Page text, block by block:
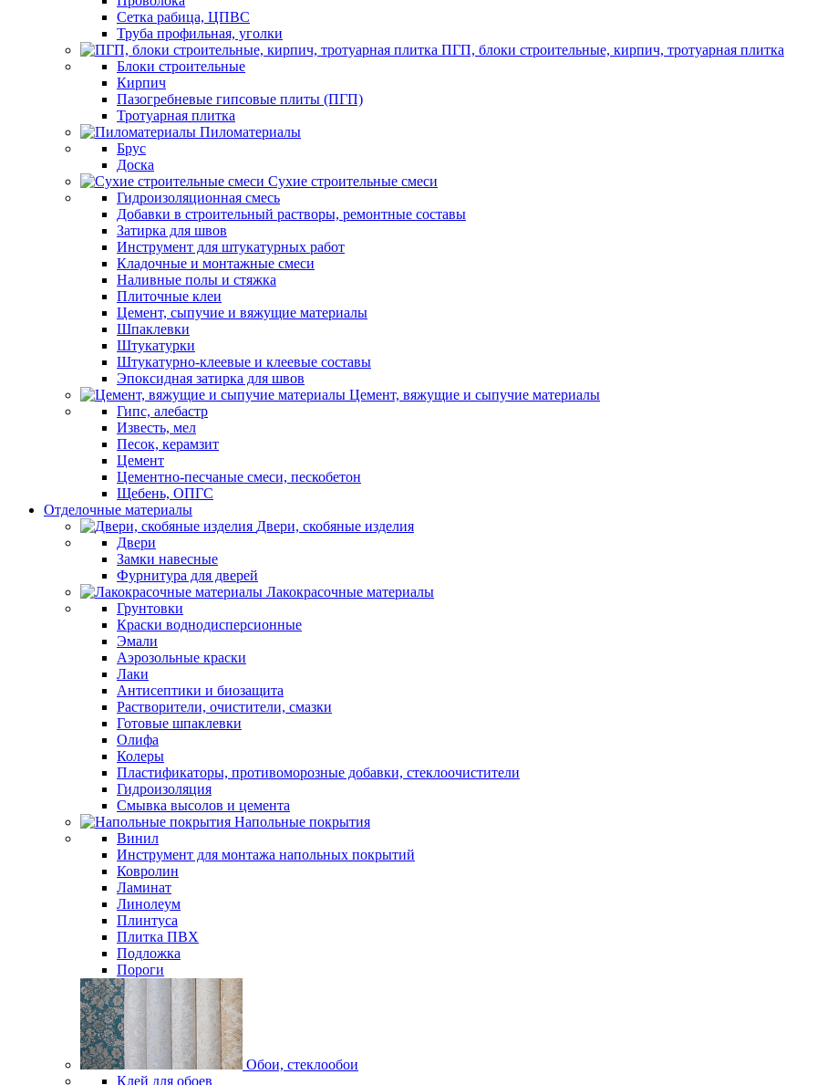
Сетка рабица, ЦПВС
Труба профильная, уголки
ПГП, блоки строительные, кирпич, тротуарная плитка
Блоки строительные
Кирпич
Пазогребневые гипсовые плиты (ПГП)
Тротуарная плитка
Пиломатериалы
Брус
Доска
Сухие строительные смеси
Гидроизоляционная смесь
Добавки в строительный растворы, ремонтные составы
Затирка для швов
Инструмент для штукатурных работ
Кладочные и монтажные смеси
Наливные полы и стяжка
Плиточные клеи
Цемент, сыпучие и вяжущие материалы
Шпаклевки
Штукатурки
Штукатурно-клеевые и клеевые составы
Эпоксидная затирка для швов
Цемент, вяжущие и сыпучие материалы
Гипс, алебастр
Известь, мел
Песок, керамзит
Цемент
Цементно-песчаные смеси, пескобетон
Щебень, ОПГС
Отделочные материалы
Двери, скобяные изделия
Двери
Замки навесные
Фурнитура для дверей
Лакокрасочные материалы
Грунтовки
Краски воднодисперсионные
Эмали
Аэрозольные краски
Лаки
Антисептики и биозащита
Растворители, очистители, смазки
Готовые шпаклевки
Олифа
Колеры
Пластификаторы, противоморозные добавки, стеклоочистители
Гидроизоляция
Смывка высолов и цемента
Напольные покрытия
Винил
Инструмент для монтажа напольных покрытий
Ковролин
Ламинат
Линолеум
Плинтуса
Плитка ПВХ
Подложка
Пороги
Обои, стеклообои
Клей для обоев